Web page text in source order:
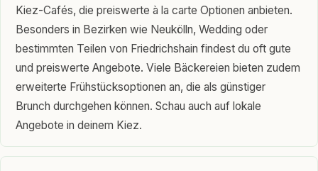
Kiez-Cafés, die preiswerte à la carte Optionen anbieten.
Besonders in Bezirken wie Neukölln, Wedding oder
bestimmten Teilen von Friedrichshain findest du oft gute
und preiswerte Angebote. Viele Bäckereien bieten zudem
erweiterte Frühstücksoptionen an, die als günstiger
Brunch durchgehen können. Schau auch auf lokale
Angebote in deinem Kiez.